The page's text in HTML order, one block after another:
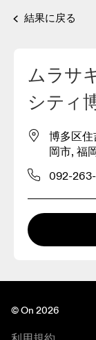
結果に戻る
ムラサ
シティ
博多区住
岡市, 福
092-
© On 2026